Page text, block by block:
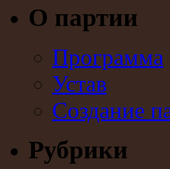
О партии
Программа
Устав
Создание
Рубрики